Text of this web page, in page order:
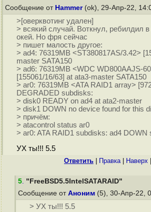
Сообщение от Hammer(ok), 29-Апр-22,
>[оверквотинг удален]
> всякий случай. Воткнул, ребилдил
окей. Но фря сейчас
> пишет малость другое:
> ad4: 76319MB <ST380817AS/3.42>
master SATA150
> ad6: 76319MB <WDC WD800AAJS-
[155061/16/63] at ata3-master SATA150
> ar0: 76319MB <ATA RAID1 array>
DEGRADED subdisks:
> disk0 READY on ad4 at ata2-master
> disk1 DOWN no device found for this
> причём:
> atacontrol status ar0
> ar0: ATA RAID1 subdisks: ad4
УХ ты!!! 5.5
Ответить Правка| Наверх
5. "FreeBSD5.5IntelSATARAID"
Сообщение от Аноним (5), 30-Апр-22,
> УХ ты!!! 5.5